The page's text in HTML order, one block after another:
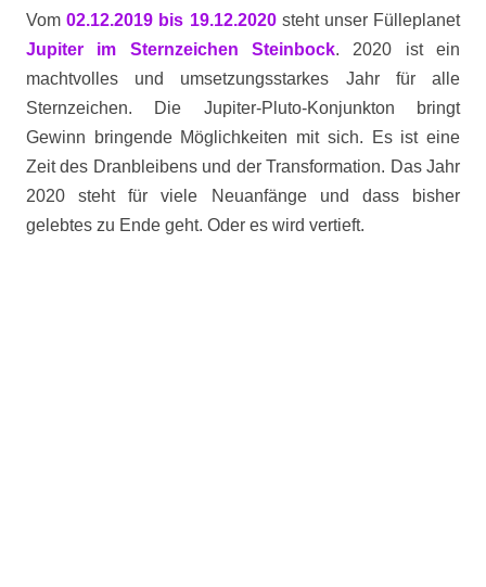
Vom02.12.2019 bis 19.12.2020steht unser Fülleplanet
Jupiter im Sternzeichen Steinbock. 2020 ist ein
machtvolles und umsetzungsstarkes Jahr für alle
Sternzeichen. Die Jupiter-Pluto-Konjunkton bringt
Gewinn bringende Möglichkeiten mit sich. Es ist eine
Zeit des Dranbleibens und der Transformation. Das Jahr
2020 steht für viele Neuanfänge und dass bisher
gelebtes zu Ende geht. Oder es wird vertieft.